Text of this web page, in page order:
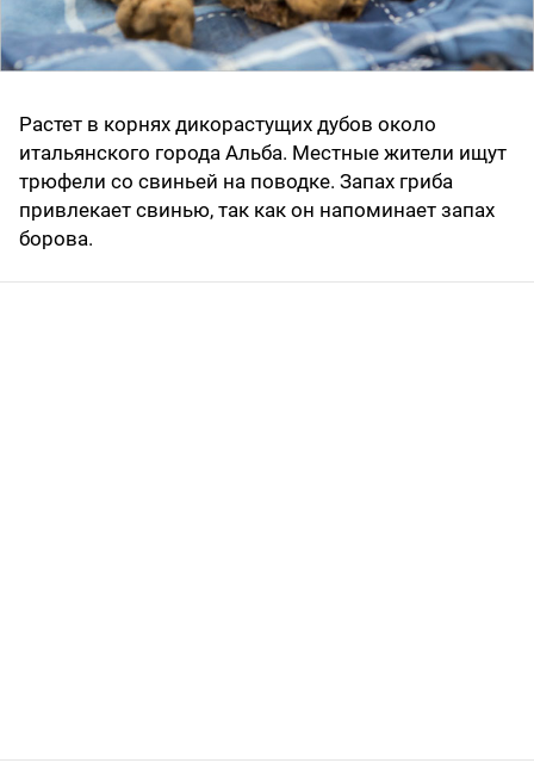
Растет в корнях дикорастущих дубов около
итальянского города Альба. Местные жители ищут
трюфели со свиньей на поводке. Запах гриба
привлекает свинью, так как он напоминает запах
борова.